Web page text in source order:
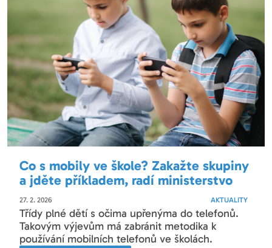
Co s mobily ve škole? Zakažte skupiny
a jděte příkladem, radí ministerstvo
27. 2. 2026 AKTUALITY
Třídy plné dětí s očima upřenýma do telefonů.
Takovým výjevům má zabránit metodika k
používání mobilních telefonů ve školách.